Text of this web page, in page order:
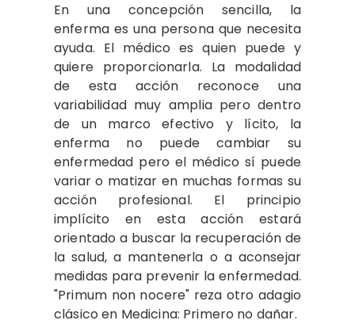
En una concepción sencilla, la
enferma es una persona que necesita
ayuda. El médico es quien puede y
quiere proporcionarla. La modalidad
de esta acción reconoce una
variabilidad muy amplia pero dentro
de un marco efectivo y lícito, la
enferma no puede cambiar su
enfermedad pero el médico sí puede
variar o matizar en muchas formas su
acción profesional. El principio
implícito en esta acción estará
orientado a buscar la recuperación de
la salud, a mantenerla o a aconsejar
medidas para prevenir la enfermedad.
"Primum non nocere" reza otro adagio
clásico en Medicina: Primero no dañar.